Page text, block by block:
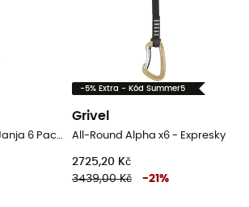
Photon Express KS Janja 6 Pack - Expresky
-5% Extra - Kód Summer5
Grivel
All-Round Alpha x6 - Expresky
2725,20 Kč
3439,00 Kč
-21 %